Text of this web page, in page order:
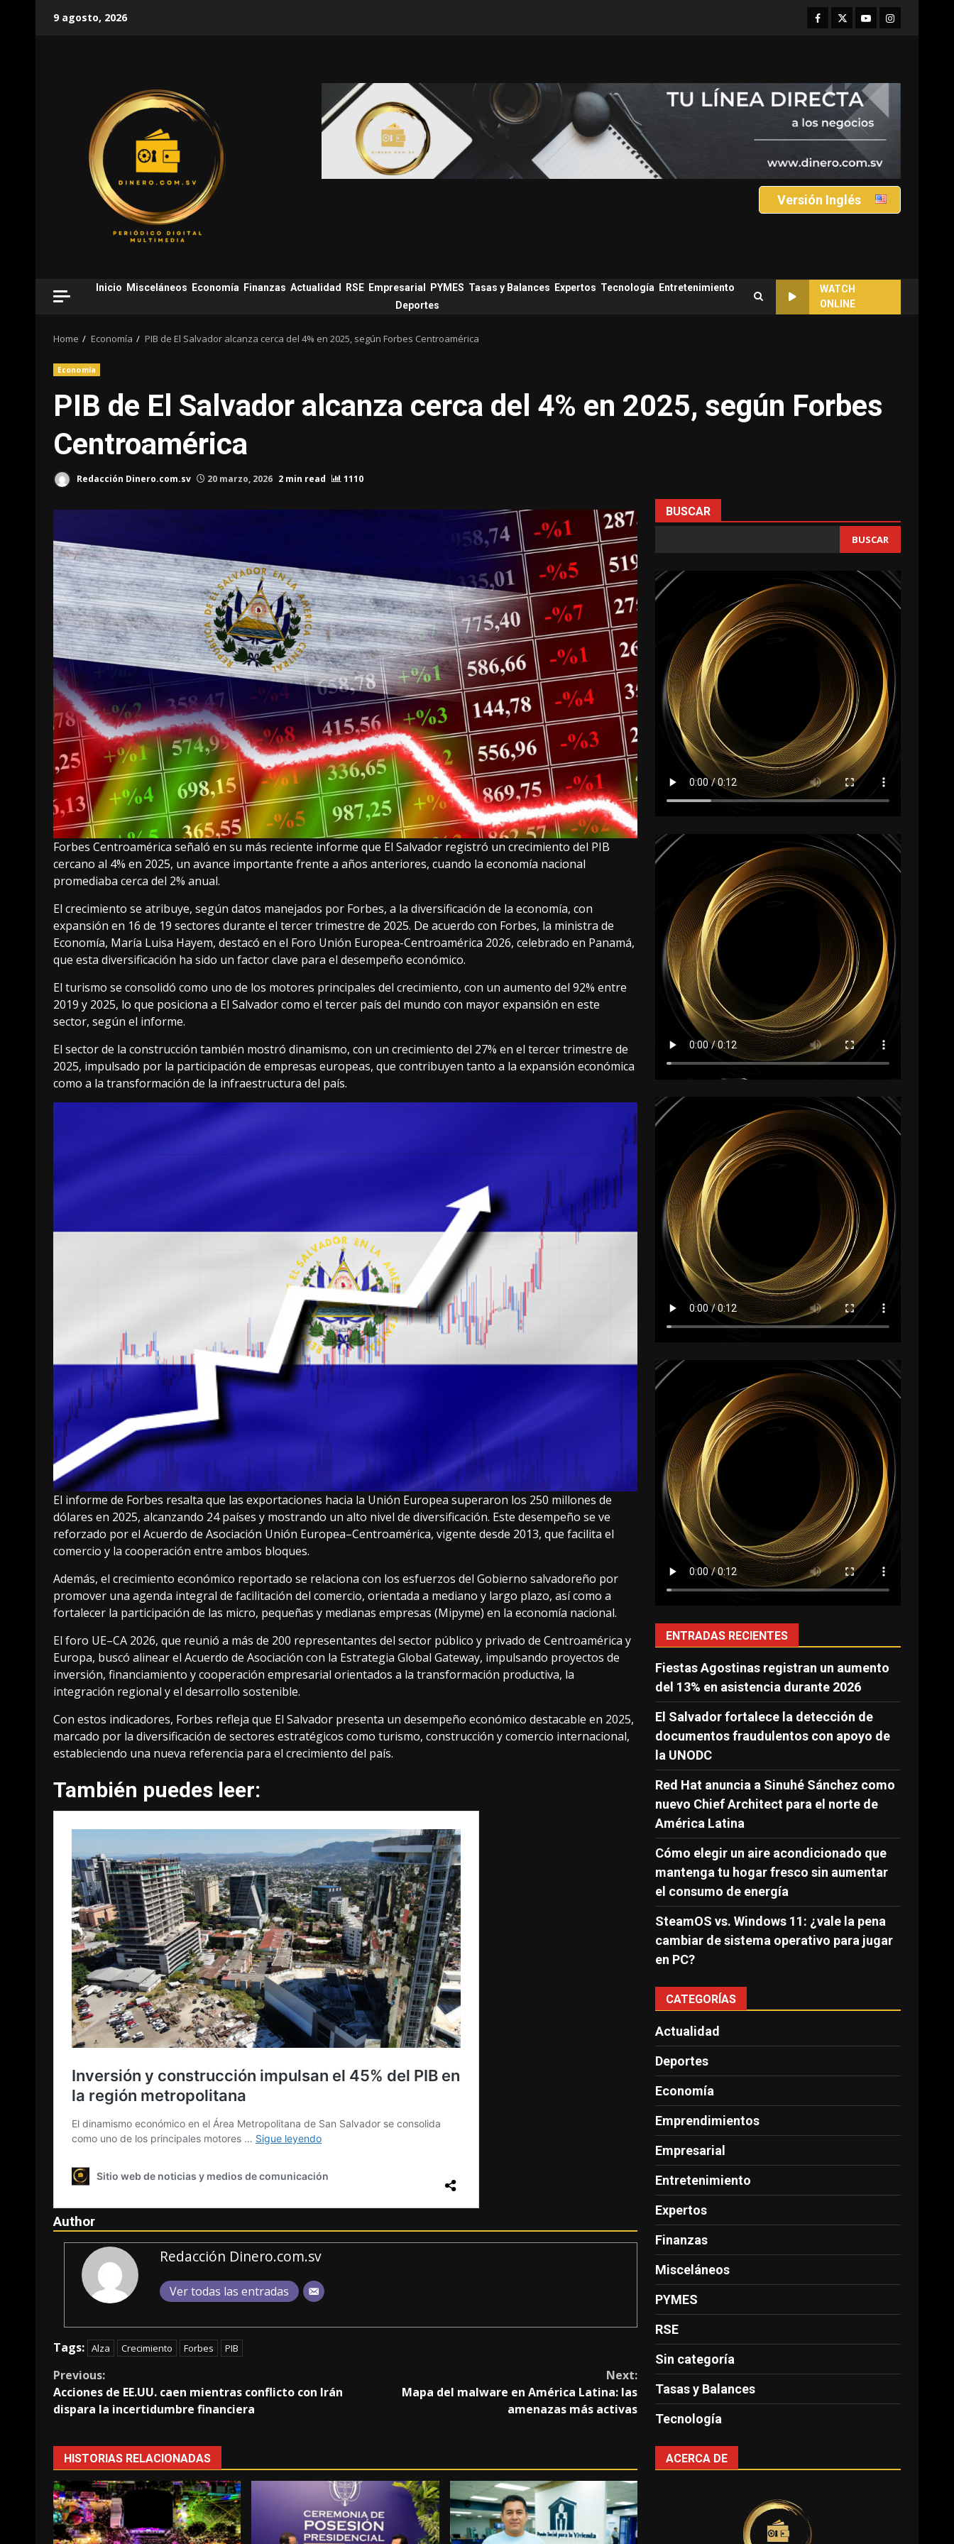
9 agosto, 2026 Facebook
TwitterYoutubeInstagram
Versión Inglés
Inicio Misceláneos Economía Finanzas Actualidad RSE Empresarial PYMES Tasas y Balances Expertos Tecnología
Entretenimiento
Deportes
WATCH
ONLINE
Home Economía PIB de El Salvador alcanza cerca del 4% en 2025, según Forbes Centroamérica
Economía
PIB de El Salvador alcanza cerca del 4% en 2025, según Forbes
Centroamérica
Redacción Dinero.com.sv 20 marzo, 2026 2 min read 1110
Forbes Centroamérica señaló en su más reciente informe que El Salvador registró un crecimiento del PIB
cercano al 4% en 2025, un avance importante frente a años anteriores, cuando la economía nacional
promediaba cerca del 2% anual.
El crecimiento se atribuye, según datos manejados por Forbes, a la diversificación de la economía, con
expansión en 16 de 19 sectores durante el tercer trimestre de 2025. De acuerdo con Forbes, la ministra de
Economía, María Luisa Hayem, destacó en el Foro Unión Europea-Centroamérica 2026, celebrado en Panamá,
que esta diversificación ha sido un factor clave para el desempeño económico.
El turismo se consolidó como uno de los motores principales del crecimiento, con un aumento del 92% entre
2019 y 2025, lo que posiciona a El Salvador como el tercer país del mundo con mayor expansión en este
sector, según el informe.
El sector de la construcción también mostró dinamismo, con un crecimiento del 27% en el tercer trimestre de
2025, impulsado por la participación de empresas europeas, que contribuyen tanto a la expansión económica
como a la transformación de la infraestructura del país.
El informe de Forbes resalta que las exportaciones hacia la Unión Europea superaron los 250 millones de
dólares en 2025, alcanzando 24 países y mostrando un alto nivel de diversificación. Este desempeño se ve
reforzado por el Acuerdo de Asociación Unión Europea–Centroamérica, vigente desde 2013, que facilita el
comercio y la cooperación entre ambos bloques.
Además, el crecimiento económico reportado se relaciona con los esfuerzos del Gobierno salvadoreño por
promover una agenda integral de facilitación del comercio, orientada a mediano y largo plazo, así como a
fortalecer la participación de las micro, pequeñas y medianas empresas (Mipyme) en la economía nacional.
El foro UE–CA 2026, que reunió a más de 200 representantes del sector público y privado de Centroamérica y
Europa, buscó alinear el Acuerdo de Asociación con la Estrategia Global Gateway, impulsando proyectos de
inversión, financiamiento y cooperación empresarial orientados a la transformación productiva, la
integración regional y el desarrollo sostenible.
Con estos indicadores, Forbes refleja que El Salvador presenta un desempeño económico destacable en 2025,
marcado por la diversificación de sectores estratégicos como turismo, construcción y comercio internacional,
estableciendo una nueva referencia para el crecimiento del país.
También puedes leer:
Author
Redacción Dinero.com.sv
Ver todas las entradas
Tags: Alza Crecimiento Forbes PIB
Continue
Reading
Previous:
Acciones de EE.UU. caen mientras conflicto con Irán
dispara la incertidumbre financiera
Next:
Mapa del malware en América Latina: las
amenazas más activas
HISTORIAS RELACIONADAS
BUSCAR
BUSCAR
ENTRADAS RECIENTES
Fiestas Agostinas registran un aumento
del 13% en asistencia durante 2026
El Salvador fortalece la detección de
documentos fraudulentos con apoyo de
la UNODC
Red Hat anuncia a Sinuhé Sánchez como
nuevo Chief Architect para el norte de
América Latina
Cómo elegir un aire acondicionado que
mantenga tu hogar fresco sin aumentar
el consumo de energía
SteamOS vs. Windows 11: ¿vale la pena
cambiar de sistema operativo para jugar
en PC?
CATEGORÍAS
Actualidad
Deportes
Economía
Emprendimientos
Empresarial
Entretenimiento
Expertos
Finanzas
Misceláneos
PYMES
RSE
Sin categoría
Tasas y Balances
Tecnología
ACERCA DE